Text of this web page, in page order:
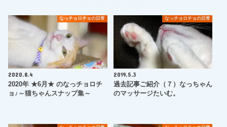
なっチョロチョの日常
2020.8.4
2020年 ★6月★ のなっチョロチ
ョ♪～猫ちゃんスナップ集～
なっチョロチョの日常
2019.5.3
過去記事ご紹介（７）なっちゃん
のマッサージたいむ。